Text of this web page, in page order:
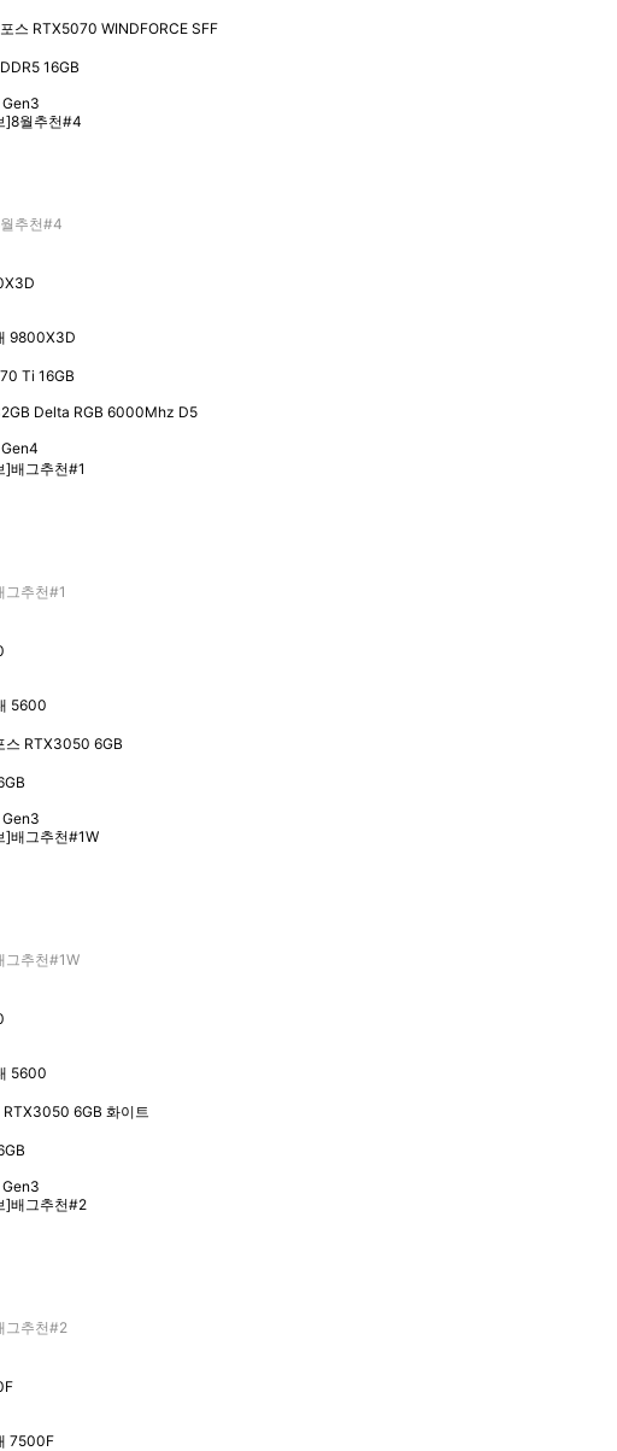
스 RTX5070 WINDFORCE SFF
16GB
Gen3
추천#4
9800X3D
Ti 16GB
Delta RGB 6000Mhz D5
그추천#1
5600
스 RTX3050 6GB
Gen3
그추천#1W
5600
RTX3050 6GB 화이트
Gen3
그추천#2
7500F